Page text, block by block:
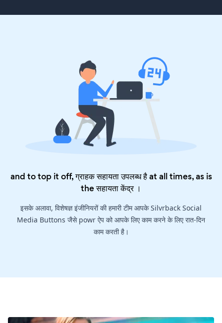
and to top it off, ग्राहक सहायता उपलब्ध है at all times, as is
theसहायता केंद्र।
इसके अलावा, विशेषज्ञ इंजीनियरों की हमारी टीम आपके Silvrback Social
Media Buttons जैसे powr ऐप को आपके लिए काम करने के लिए रात-दिन
काम करती है।